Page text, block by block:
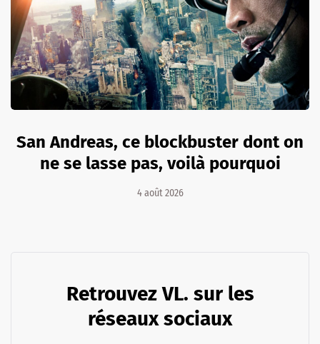
San Andreas, ce blockbuster dont on
ne se lasse pas, voilà pourquoi
4 août 2026
Retrouvez VL. sur les
réseaux sociaux